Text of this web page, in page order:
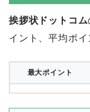
挨拶状ドットコム
イント、平均ポイ
最大ポイント